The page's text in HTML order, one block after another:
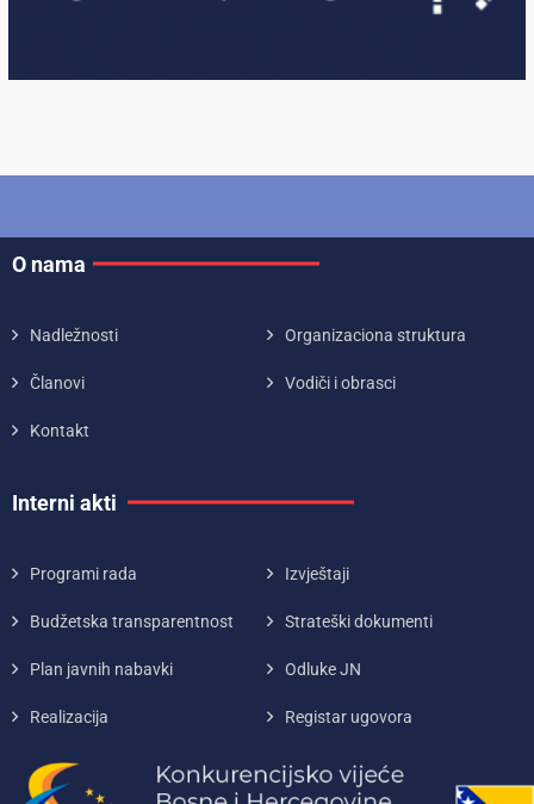
O nama
Nadležnosti Organizaciona struktura
Članovi Vodiči i obrasci
Kontakt
Interni akti
Programi rada Izvještaji
Budžetska transparentnost Strateški dokumenti
Plan javnih nabavki Odluke JN
Realizacija Registar ugovora